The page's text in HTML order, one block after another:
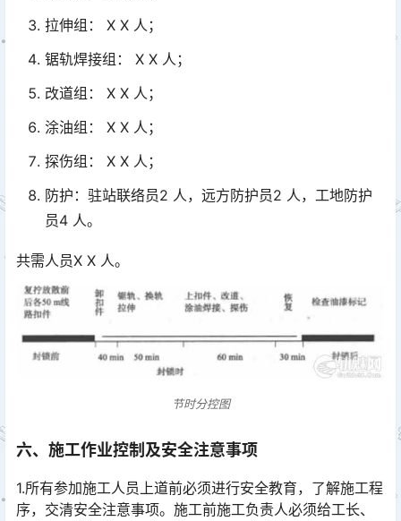
拉伸组： X X 人；
锯轨焊接组： X X 人；
改道组： X X 人；
涂油组： X X 人；
探伤组： X X 人；
防护：驻站联络员2 人，远方防护员2 人，工地防护
员4 人。
共需人员X X 人。
节时分控图
六、施工作业控制及安全注意事项
1.所有参加施工人员上道前必须进行安全教育，了解施工程
序，交清安全注意事项。施工前施工负责人必须给工长、